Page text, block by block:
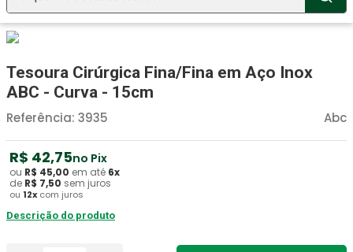
Tesoura Cirúrgica Fina/Fina em Aço Inox
ABC - Curva - 15cm
Abc
Referência: 3935
R$ 42,75no Pix
ou R$ 45,00 em até 6x
de R$ 7,50 sem juros
ou 12x com juros
Descrição do produto
2º Fralda Geriatrica
3º Luva Latex
4º Littmann
5 º Estetoscopio Littmann
6º Aparelho Pressão
7º Absorvente Geriatrico